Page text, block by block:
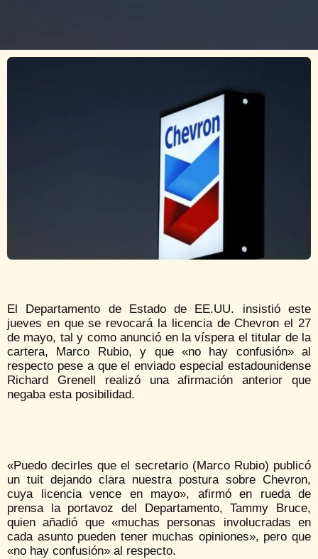
El Departamento de Estado de EE.UU. insistió este
jueves en que se revocará la licencia de Chevron el 27
de mayo, tal y como anunció en la víspera el titular de la
cartera, Marco Rubio, y que «no hay confusión» al
respecto pese a que el enviado especial estadounidense
Richard Grenell realizó una afirmación anterior que
negaba esta posibilidad.
«Puedo decirles que el secretario (Marco Rubio) publicó
un tuit dejando clara nuestra postura sobre Chevron,
cuya licencia vence en mayo», afirmó en rueda de
prensa la portavoz del Departamento, Tammy Bruce,
quien añadió que «muchas personas involucradas en
cada asunto pueden tener muchas opiniones», pero que
«no hay confusión» al respecto.